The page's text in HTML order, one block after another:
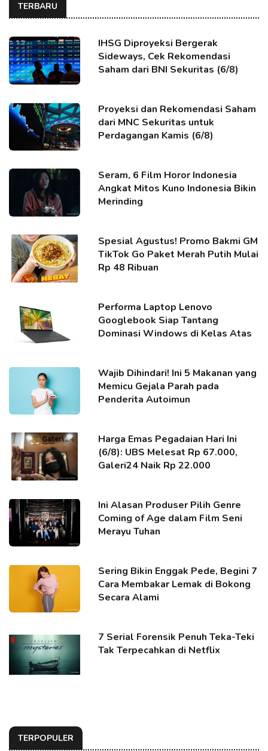
TERBARU
IHSG Diproyeksi Bergerak
Sideways, Cek Rekomendasi
Saham dari BNI Sekuritas (6/8)
Proyeksi dan Rekomendasi Saham
dari MNC Sekuritas untuk
Perdagangan Kamis (6/8)
Seram, 6 Film Horor Indonesia
Angkat Mitos Kuno Indonesia Bikin
Merinding
Spesial Agustus! Promo Bakmi GM
TikTok Go Paket Merah Putih Mulai
Rp 48 Ribuan
Performa Laptop Lenovo
Googlebook Siap Tantang
Dominasi Windows di Kelas Atas
Wajib Dihindari! Ini 5 Makanan yang
Memicu Gejala Parah pada
Penderita Autoimun
Harga Emas Pegadaian Hari Ini
(6/8): UBS Melesat Rp 67.000,
Galeri24 Naik Rp 22.000
Ini Alasan Produser Pilih Genre
Coming of Age dalam Film Seni
Merayu Tuhan
Sering Bikin Enggak Pede, Begini 7
Cara Membakar Lemak di Bokong
Secara Alami
7 Serial Forensik Penuh Teka-Teki
Tak Terpecahkan di Netflix
TERPOPULER